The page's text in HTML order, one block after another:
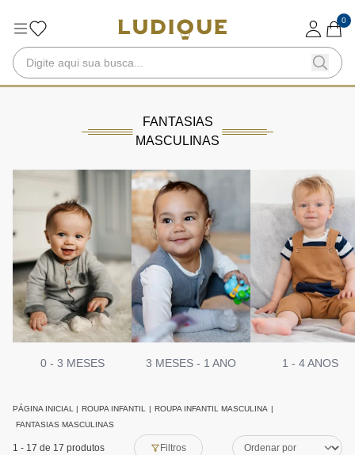
0
FANTASIAS
MASCULINAS
0 - 3 MESES 3 MESES - 1 ANO 1 - 4 ANOS
PÁGINA INICIAL | ROUPA INFANTIL | ROUPA INFANTIL MASCULINA |
FANTASIAS MASCULINAS
1 - 17 de 17 produtos Filtros